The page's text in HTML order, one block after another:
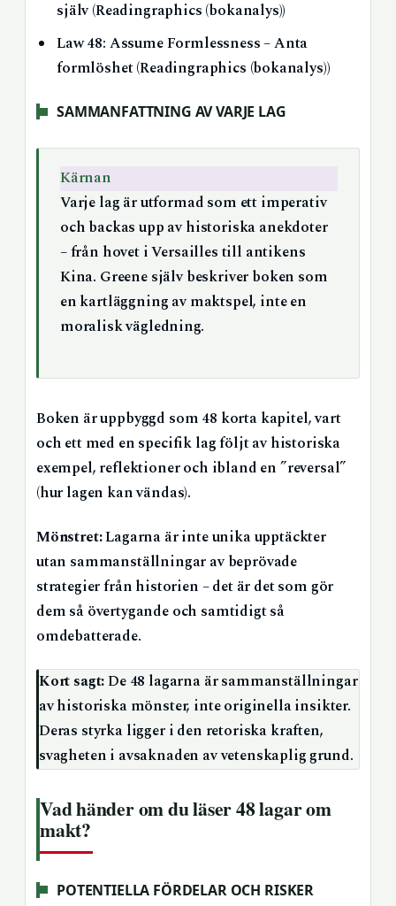
själv (Readingraphics (bokanalys))
Law 48: Assume Formlessness – Anta
formlöshet (Readingraphics (bokanalys))
SAMMANFATTNING AV VARJE LAG
Kärnan
Varje lag är utformad som ett imperativ
och backas upp av historiska anekdoter
– från hovet i Versailles till antikens
Kina. Greene själv beskriver boken som
en kartläggning av maktspel, inte en
moralisk vägledning.
Boken är uppbyggd som 48 korta kapitel, vart
och ett med en specifik lag följt av historiska
exempel, reflektioner och ibland en ”reversal”
(hur lagen kan vändas).
Mönstret:Lagarna är inte unika upptäckter
utan sammanställningar av beprövade
strategier från historien – det är det som gör
dem så övertygande och samtidigt så
omdebatterade.
Kort sagt:De 48 lagarna är sammanställningar
av historiska mönster, inte originella insikter.
Deras styrka ligger i den retoriska kraften,
svagheten i avsaknaden av vetenskaplig grund.
Vad händer om du läser 48 lagar om
makt?
POTENTIELLA FÖRDELAR OCH RISKER